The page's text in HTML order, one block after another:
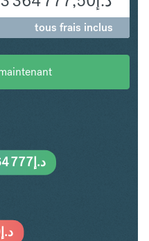
tous frais inclus
د.إ
د.إ777